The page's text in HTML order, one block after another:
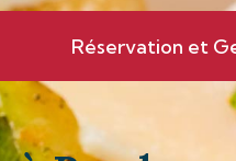
Réservation et